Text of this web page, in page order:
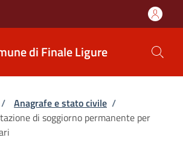
di Finale Ligure
pane
/ Anagrafe e stato civile /
di soggiorno permanente per